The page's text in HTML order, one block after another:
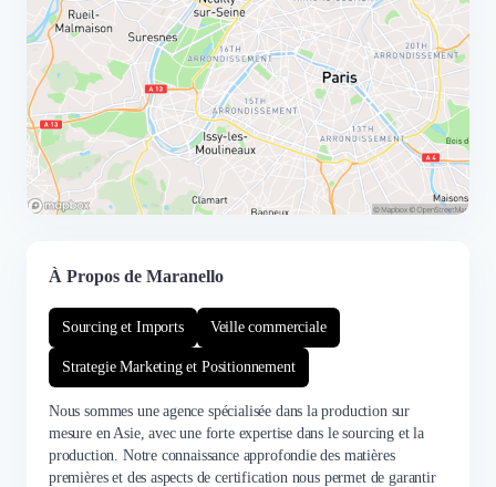
À Propos de Maranello
Sourcing et Imports Veille commerciale
Strategie Marketing et Positionnement
Nous sommes une agence spécialisée dans la production sur
mesure en Asie, avec une forte expertise dans le sourcing et la
production. Notre connaissance approfondie des matières
premières et des aspects de certification nous permet de garantir